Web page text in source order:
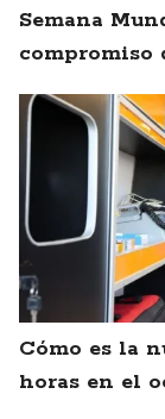
Semana
compromiso
Cómo es la
horas en el